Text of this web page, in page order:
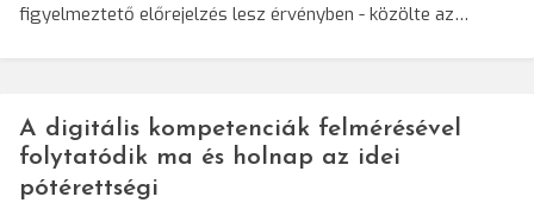
figyelmeztető előrejelzés lesz érvényben - közölte az…
A digitális kompetenciák felmérésével
folytatódik ma és holnap az idei
pótérettségi